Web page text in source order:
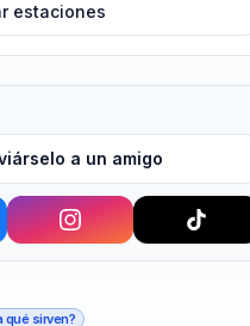
estaciones
a un amigo
qué sirven?